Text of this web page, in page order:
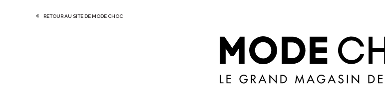
RETOUR AU SITE DE MODE CHOC